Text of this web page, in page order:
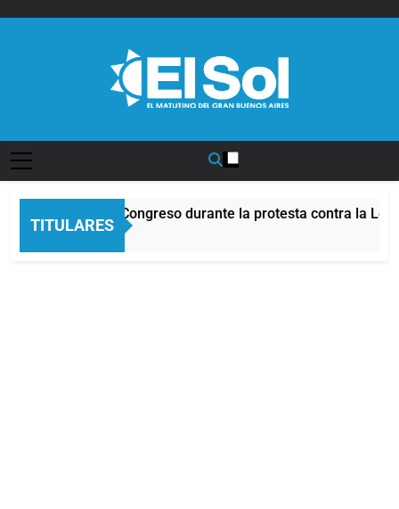
TITULARES
al Congreso durante la protesta contra la Ley de